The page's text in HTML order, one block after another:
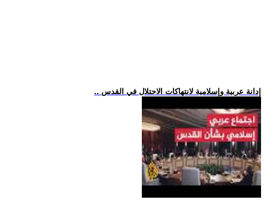
.. إدانة عربية وإسلامية لانتهاكات الاحتلال في القدس